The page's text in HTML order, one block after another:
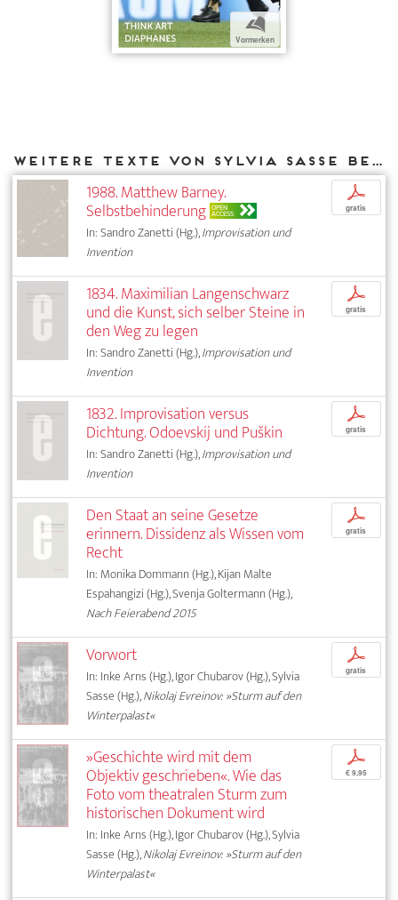
b
Vormerken
Weitere Texte von Sylvia Sasse bei DIAPHANES
1988. Matthew Barney.
Selbstbehinderung OPEN
ACCESS
In: Sandro Zanetti (Hg.),Improvisation und
Invention
p
gratis
1834. Maximilian Langenschwarz
und die Kunst, sich selber Steine in
den Weg zu legen
In: Sandro Zanetti (Hg.),Improvisation und
Invention
p
gratis
1832. Improvisation versus
Dichtung. Odoevskij und Puškin
In: Sandro Zanetti (Hg.),Improvisation und
Invention
p
gratis
Den Staat an seine Gesetze
erinnern. Dissidenz als Wissen vom
Recht
In: Monika Dommann (Hg.), Kijan Malte
Espahangizi (Hg.), Svenja Goltermann (Hg.),
Nach Feierabend 2015
p
gratis
Vorwort
In: Inke Arns (Hg.), Igor Chubarov (Hg.), Sylvia
Sasse (Hg.),Nikolaj Evreinov: »Sturm auf den
Winterpalast«
p
gratis
»Geschichte wird mit dem
Objektiv geschrieben«. Wie das
Foto vom theatralen Sturm zum
historischen Dokument wird
In: Inke Arns (Hg.), Igor Chubarov (Hg.), Sylvia
Sasse (Hg.),Nikolaj Evreinov: »Sturm auf den
Winterpalast«
p
€ 9,95